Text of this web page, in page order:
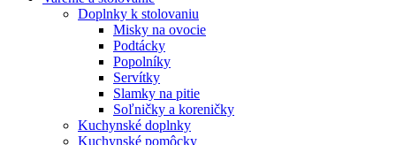
Doplnky k stolovaniu
Misky na ovocie
Podtácky
Popolníky
Servítky
Slamky na pitie
Soľničky a koreničky
Kuchynské doplnky
Kuchynské pomôcky